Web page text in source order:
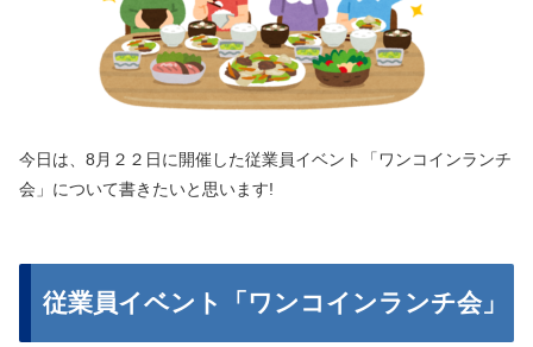
今日は、8月２２日に開催した従業員イベント「ワンコインランチ
会」について書きたいと思います!
従業員イベント「ワンコインランチ会」